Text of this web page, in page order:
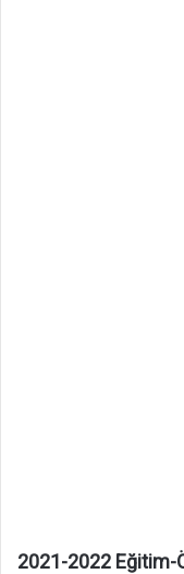
2021-2022 Eğitim-